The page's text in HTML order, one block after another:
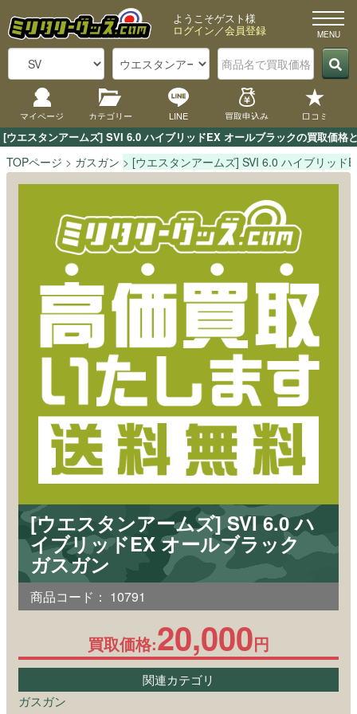
[ウエスタンアームズ] SVI 6.0 ハイブリッドEX オールブラックの買取価
ようこそゲスト様
ログイン／会員登録
マイページ カテゴリー LINE 買取申込み 口コミ
TOPページ ガスガン [ウエスタンアームズ] SVI 6.0 ハイブリッド
[ウエスタンアームズ] SVI 6.0 ハ
イブリッドEX オールブラック
ガスガン
商品コード： 10791
買取価格:20,000円
関連カテゴリ
ガスガン